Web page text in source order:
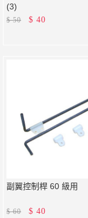
(3)
$50 $ 40
副翼控制桿 60 級用
$60 $ 40